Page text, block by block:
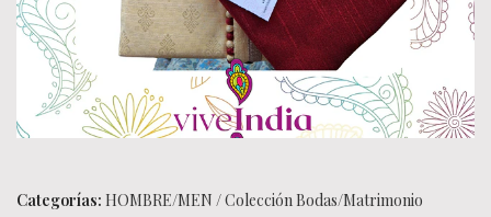
Categorías: HOMBRE/MEN /Colección Bodas/Matrimonio